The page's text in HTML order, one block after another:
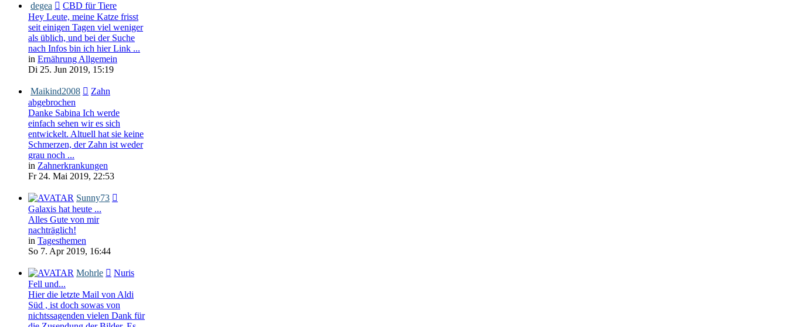
degea
CBD für Tiere
Hey Leute, meine Katze frisst
seit einigen Tagen viel weniger
als üblich, und bei der Suche
nach Infos bin ich hier Link ...
in Ernährung Allgemein
Di 25. Jun 2019, 15:19
Maikind2008
Zahn
abgebrochen
Danke Sabina Ich werde
einfach sehen wir es sich
entwickelt. Altuell hat sie keine
Schmerzen, der Zahn ist weder
grau noch ...
in Zahnerkrankungen
Fr 24. Mai 2019, 22:53
Sunny73
Galaxis hat heute ...
Alles Gute von mir
nachträglich!
in Tagesthemen
So 7. Apr 2019, 16:44
Mohrle
Nuris
Fell und...
Hier die letzte Mail von Aldi
Süd , ist doch sowas von
nichtssagenden vielen Dank für